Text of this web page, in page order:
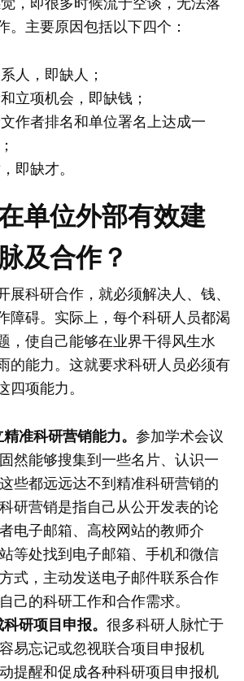
。主要原因包括以下四个：
人，即缺人；
立项机会，即缺钱；
作者排名和单位署名上达成一
即缺才。
单位外部有效建
及合作？
展科研合作，就必须解决人、钱、
障碍。实际上，每个科研人员都渴
，使自己能够在业界干得风生水
的能力。这就要求科研人员必须有
四项能力。
准科研营销能力。 参加学术会议
然能够搜集到一些名片、认识一
些都远远达不到精准科研营销的
研营销是指自己从公开发表的论
电子邮箱、高校网站的教师介
等处找到电子邮箱、手机和微信
式，主动发送电子邮件联系合作
己的科研工作和合作需求。
研项目申报。 很多科研人脉忙于
易忘记或忽视联合项目申报机
提醒和促成各种科研项目申报机